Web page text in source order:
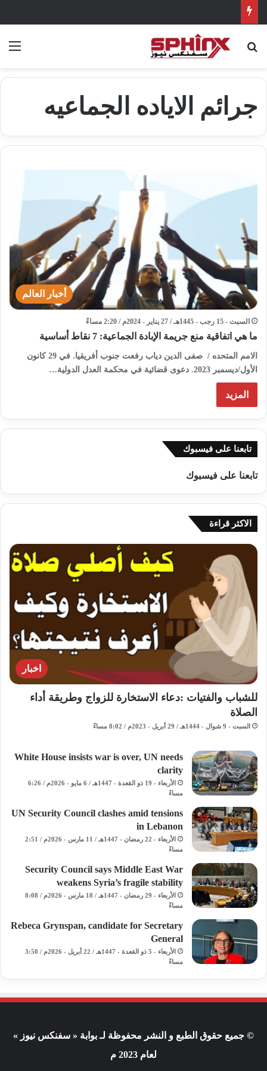
بحث عن
جرائم الاياده الجماعيه
أخبار العالم
السبت - 15 رجب - 1445هـ / 27 يناير - 2024م / 2:20 مساءً
ما هي اتفاقية منع جريمة الإبادة الجماعية: 7 نقاط أساسية
الامم المتحده / صفى الدين دياب رفعت جنوب أفريقيا. في 29 كانون
الأول/ديسمبر 2023. دعوى قضائية في محكمة العدل الدولية…
المزيد
تابعنا على فيسبوك
تابعنا على فيسبوك
الاكثر قراءة
اخبار
للشباب والفتيات :دعاء الاستخارة للزواج وطريقة أداء
الصلاة
السبت - 9 شوال - 1444هـ / 29 أبريل - 2023م / 8:02 مساءً
White House insists war is over, UN needs
clarity
الأربعاء - 19 ذو القعدة - 1447هـ / 6 مايو - 2026م / 6:26
مساءً
UN Security Council clashes amid tensions
in Lebanon
الأربعاء - 22 رمضان - 1447هـ / 11 مارس - 2026م / 2:51
مساءً
Security Council says Middle East War
weakens Syria’s fragile stability
الأربعاء - 29 رمضان - 1447هـ / 18 مارس - 2026م / 8:08
مساءً
Rebeca Grynspan, candidate for Secretary
General
الأربعاء - 5 ذو القعدة - 1447هـ / 22 أبريل - 2026م / 3:50
مساءً
© جميع حقوق الطبع و النشر محفوظة لـ بوابة « سفنكس نيوز »
لعام 2023 م